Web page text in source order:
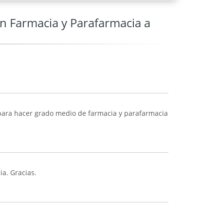
Farmacia y Parafarmacia a
hacer grado medio de farmacia y parafarmacia
Gracias.